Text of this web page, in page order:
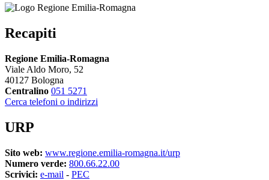
Recapiti
Regione Emilia-Romagna
Viale Aldo Moro, 52
40127 Bologna
Centralino 051 5271
Cerca telefoni o indirizzi
URP
Sito web: www.regione.emilia-romagna.it/urp
Numero verde: 800.66.22.00
Scrivici: e-mail - PEC